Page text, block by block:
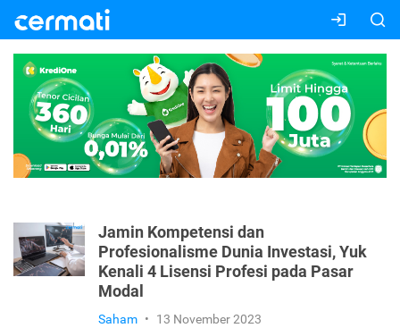
Jamin Kompetensi dan
Profesionalisme Dunia Investasi, Yuk
Kenali 4 Lisensi Profesi pada Pasar
Modal
Saham • 13 November 2023